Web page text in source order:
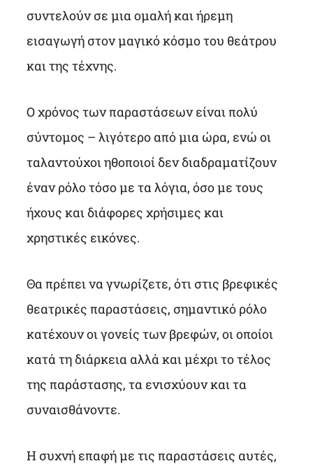
συντελούν σε μια ομαλή και ήρεμη
εισαγωγή στον μαγικό κόσμο του θεάτρου
και της τέχνης.
Ο χρόνος των παραστάσεων είναι πολύ
σύντομος – λιγότερο από μια ώρα, ενώ οι
ταλαντούχοι ηθοποιοί δεν διαδραματίζουν
έναν ρόλο τόσο με τα λόγια, όσο με τους
ήχους και διάφορες χρήσιμες και
χρηστικές εικόνες.
Θα πρέπει να γνωρίζετε, ότι στις βρεφικές
θεατρικές παραστάσεις, σημαντικό ρόλο
κατέχουν οι γονείς των βρεφών, οι οποίοι
κατά τη διάρκεια αλλά και μέχρι το τέλος
της παράστασης, τα ενισχύουν και τα
συναισθάνοντε.
Η συχνή επαφή με τις παραστάσεις αυτές,